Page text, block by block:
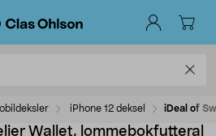
iPhone 12 deksel iDeal of
Wallet, lommebokfutteral